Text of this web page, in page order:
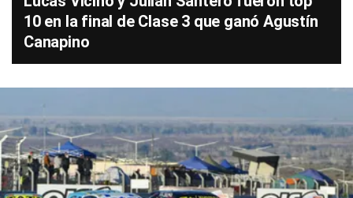
10 en la final de Clase 3 que ganó Agustín
Canapino